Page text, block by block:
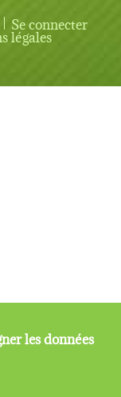
menu
Se connecter
légales
les données